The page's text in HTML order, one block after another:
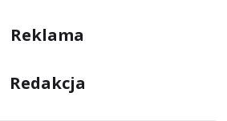
Reklama
Redakcja